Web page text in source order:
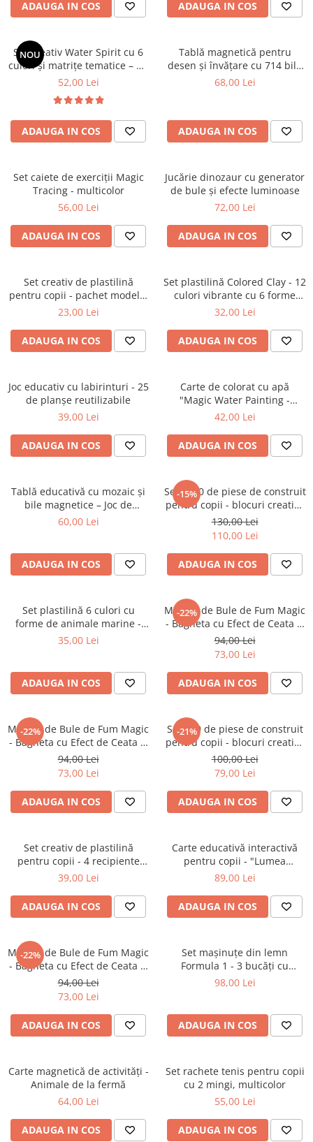
ADAUGA IN COS ADAUGA IN COS
NOU
Set creativ Water Spirit cu 6
culori și matrițe tematice – Kit
pentru figurine gelatinoase
52,00 Lei
ADAUGA IN COS
Tablă magnetică pentru
desen și învățare cu 714 bile
magnetice și stilou special
68,00 Lei
ADAUGA IN COS
Set caiete de exerciții Magic
Tracing - multicolor
56,00 Lei
ADAUGA IN COS
Jucărie dinozaur cu generator
de bule și efecte luminoase
72,00 Lei
ADAUGA IN COS
Set creativ de plastilină
pentru copii - pachet modelaj
colorat
23,00 Lei
ADAUGA IN COS
Set plastilină Colored Clay - 12
culori vibrante cu 6 forme
pentru modelaj
32,00 Lei
ADAUGA IN COS
Joc educativ cu labirinturi - 25
de planșe reutilizabile
39,00 Lei
ADAUGA IN COS
Carte de colorat cu apă
"Magic Water Painting -
Animal"
42,00 Lei
ADAUGA IN COS
Tablă educativă cu mozaic și
bile magnetice – Joc de
creativitate și coordonare
60,00 Lei
ADAUGA IN COS
-15%
Set 1000 de piese de construit
pentru copii - blocuri creative
educative
130,00 Lei
110,00 Lei
ADAUGA IN COS
Set plastilină 6 culori cu
forme de animale marine -
pastă de modelat pentru copii
35,00 Lei
ADAUGA IN COS
-22%
Masina de Bule de Fum Magic
- Bagheta cu Efect de Ceata si
Lumina LED - Albastru
94,00 Lei
73,00 Lei
ADAUGA IN COS
-22%
Masina de Bule de Fum Magic
- Bagheta cu Efect de Ceata si
Lumina LED - Roz
94,00 Lei
73,00 Lei
ADAUGA IN COS
-21%
Set 500 de piese de construit
pentru copii - blocuri creative
educative
100,00 Lei
79,00 Lei
ADAUGA IN COS
Set creativ de plastilină
pentru copii - 4 recipiente
colorate
39,00 Lei
ADAUGA IN COS
Carte educativă interactivă
pentru copii - "Lumea
Oceanului"
89,00 Lei
ADAUGA IN COS
-22%
Masina de Bule de Fum Magic
- Bagheta cu Efect de Ceata si
Lumina LED Verde
94,00 Lei
73,00 Lei
ADAUGA IN COS
Set mașinuțe din lemn
Formula 1 - 3 bucăți cu
vopsele și autocolante
98,00 Lei
ADAUGA IN COS
Carte magnetică de activități -
Animale de la fermă
64,00 Lei
ADAUGA IN COS
Set rachete tenis pentru copii
cu 2 mingi, multicolor
55,00 Lei
ADAUGA IN COS